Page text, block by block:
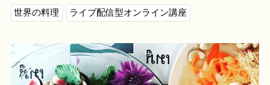
世界の料理 ライブ配信型オンライン講座